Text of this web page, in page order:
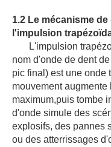
1.2 Le mécanisme
l'impulsion
L'impulsion
nom d'onde de dent
pic final) est une onde
mouvement
maximum,puis tombe
d'onde simule des
explosifs, des pannes
ou des atterrissages